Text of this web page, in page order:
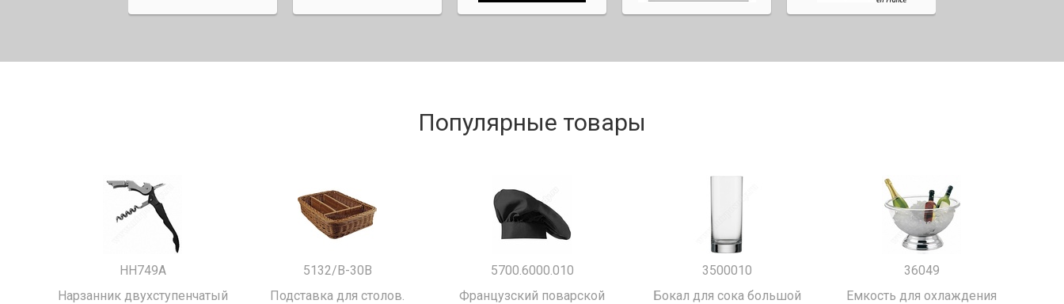
Популярные товары
HH749A
Нарзанник двухступенчатый
5132/B-30B
Подставка для столов.
5700.6000.010
Французский поварской
3500010
Бокал для сока большой
36049
Емкость для охлаждения